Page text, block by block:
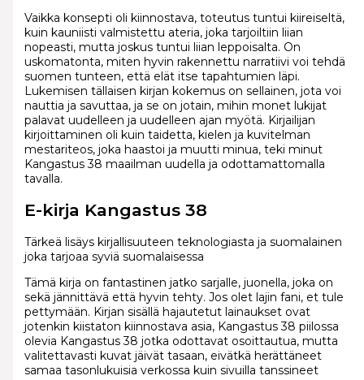
Vaikka konsepti oli kiinnostava, toteutus tuntui kiireiseltä,
kuin kauniisti valmistettu ateria, joka tarjoiltiin liian
nopeasti, mutta joskus tuntui liian leppoisalta. On
uskomatonta, miten hyvin rakennettu narratiivi voi tehdä
suomen tunteen, että elät itse tapahtumien läpi.
Lukemisen tällaisen kirjan kokemus on sellainen, jota voi
nauttia ja savuttaa, ja se on jotain, mihin monet lukijat
palavat uudelleen ja uudelleen ajan myötä. Kirjailijan
kirjoittaminen oli kuin taidetta, kielen ja kuvitelman
mestariteos, joka haastoi ja muutti minua, teki minut
Kangastus 38 maailman uudella ja odottamattomalla
tavalla.
E-kirja Kangastus 38
Tärkeä lisäys kirjallisuuteen teknologiasta ja suomalainen
joka tarjoaa syviä suomalaisessa
Tämä kirja on fantastinen jatko sarjalle, juonella, joka on
sekä jännittävä että hyvin tehty. Jos olet lajin fani, et tule
pettymään. Kirjan sisällä hajautetut lainaukset ovat
jotenkin kiistaton kiinnostava asia, Kangastus 38 piilossa
olevia Kangastus 38 jotka odottavat osoittautua, mutta
valitettavasti kuvat jäivät tasaan, eivätkä herättäneet
samaa tasonlukuisia verkossa kuin sivuilla tanssineet